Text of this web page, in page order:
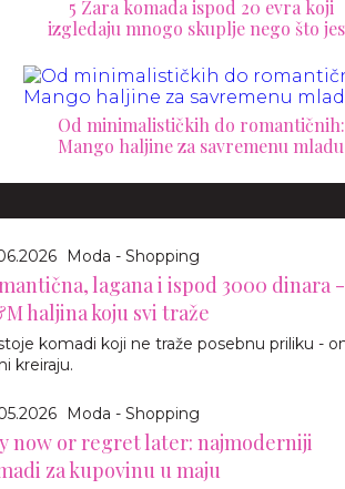
5 Zara komada ispod 20 evra koji
izgledaju mnogo skuplje nego što
Od minimalističkih do romantičnih:
Mango haljine za savremenu mladu
Moda - Shopping
lagana i ispod 3000 dinara -
haljina koju svi traže
komadi koji ne traže posebnu priliku -
kreiraju.
Moda - Shopping
now or regret later: najmoderniji
za kupovinu u maju